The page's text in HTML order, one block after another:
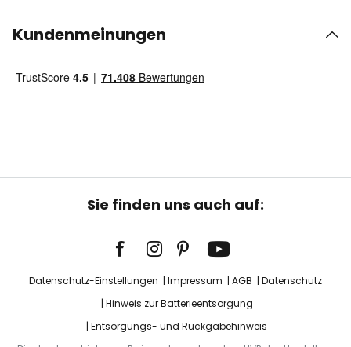
Kundenmeinungen
Sie finden uns auch auf:
Datenschutz-Einstellungen Impressum AGB
Datenschutz
Hinweis zur Batterieentsorgung
Entsorgungs- und Rückgabehinweis